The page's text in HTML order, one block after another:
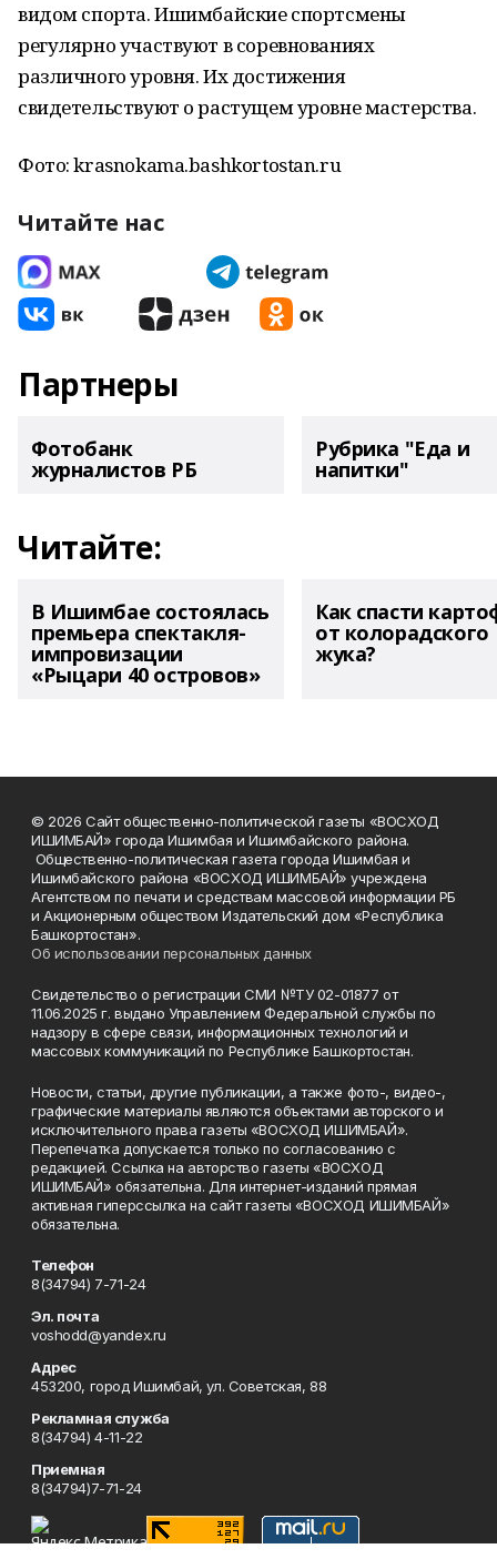
видом спорта. Ишимбайские спортсмены
регулярно участвуют в соревнованиях
различного уровня. Их достижения
свидетельствуют о растущем уровне мастерства.
Фото: krasnokama.bashkortostan.ru
Читайте нас
Партнеры
Фотобанк
журналистов РБ
Рубрика "Еда и
напитки"
Читайте:
В Ишимбае состоялась
премьера спектакля-
импровизации
«Рыцари 40 островов»
Как спасти
от колорадского
жука?
© 2026 Сайт общественно-политической газеты «ВОСХОД
ИШИМБАЙ» города Ишимбая и Ишимбайского района.
Общественно-политическая газета города Ишимбая и
Ишимбайского района «ВОСХОД ИШИМБАЙ» учреждена
Агентством по печати и средствам массовой информации РБ
и Акционерным обществом Издательский дом «Республика
Башкортостан».
Об использовании персональных данных
Свидетельство о регистрации СМИ №ТУ 02-01877 от
11.06.2025 г. выдано Управлением Федеральной службы по
надзору в сфере связи, информационных технологий и
массовых коммуникаций по Республике Башкортостан.
Новости, статьи, другие публикации, а также фото-, видео-,
графические материалы являются объектами авторского и
исключительного права газеты «ВОСХОД ИШИМБАЙ».
Перепечатка допускается только по согласованию с
редакцией. Ссылка на авторство газеты «ВОСХОД
ИШИМБАЙ» обязательна. Для интернет-изданий прямая
активная гиперссылка на сайт газеты «ВОСХОД ИШИМБАЙ»
обязательна.
Телефон
8(34794) 7-71-24
Эл. почта
voshodd@yandex.ru
Адрес
453200, город Ишимбай, ул. Советская, 88
Рекламная служба
8(34794) 4-11-22
Приемная
8(34794)7-71-24